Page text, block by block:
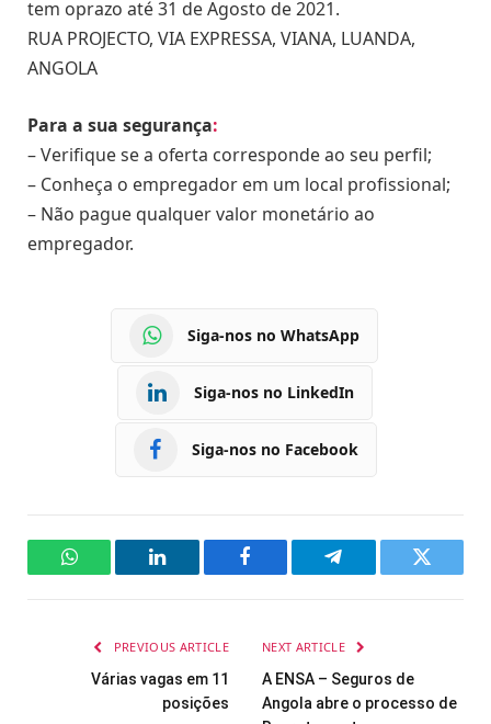
tem oprazo até 31 de Agosto de 2021.
RUA PROJECTO, VIA EXPRESSA, VIANA, LUANDA,
ANGOLA
Para a sua segurança:
– Verifique se a oferta corresponde ao seu perfil;
– Conheça o empregador em um local profissional;
– Não pague qualquer valor monetário ao
empregador.
Siga-nos no WhatsApp
Siga-nos no LinkedIn
Siga-nos no Facebook
WhatsAppLinkedIn Facebook Telegram Twitter
PREVIOUS ARTICLE
Várias vagas em 11
posições
NEXT ARTICLE
A ENSA – Seguros de
Angola abre o processo de